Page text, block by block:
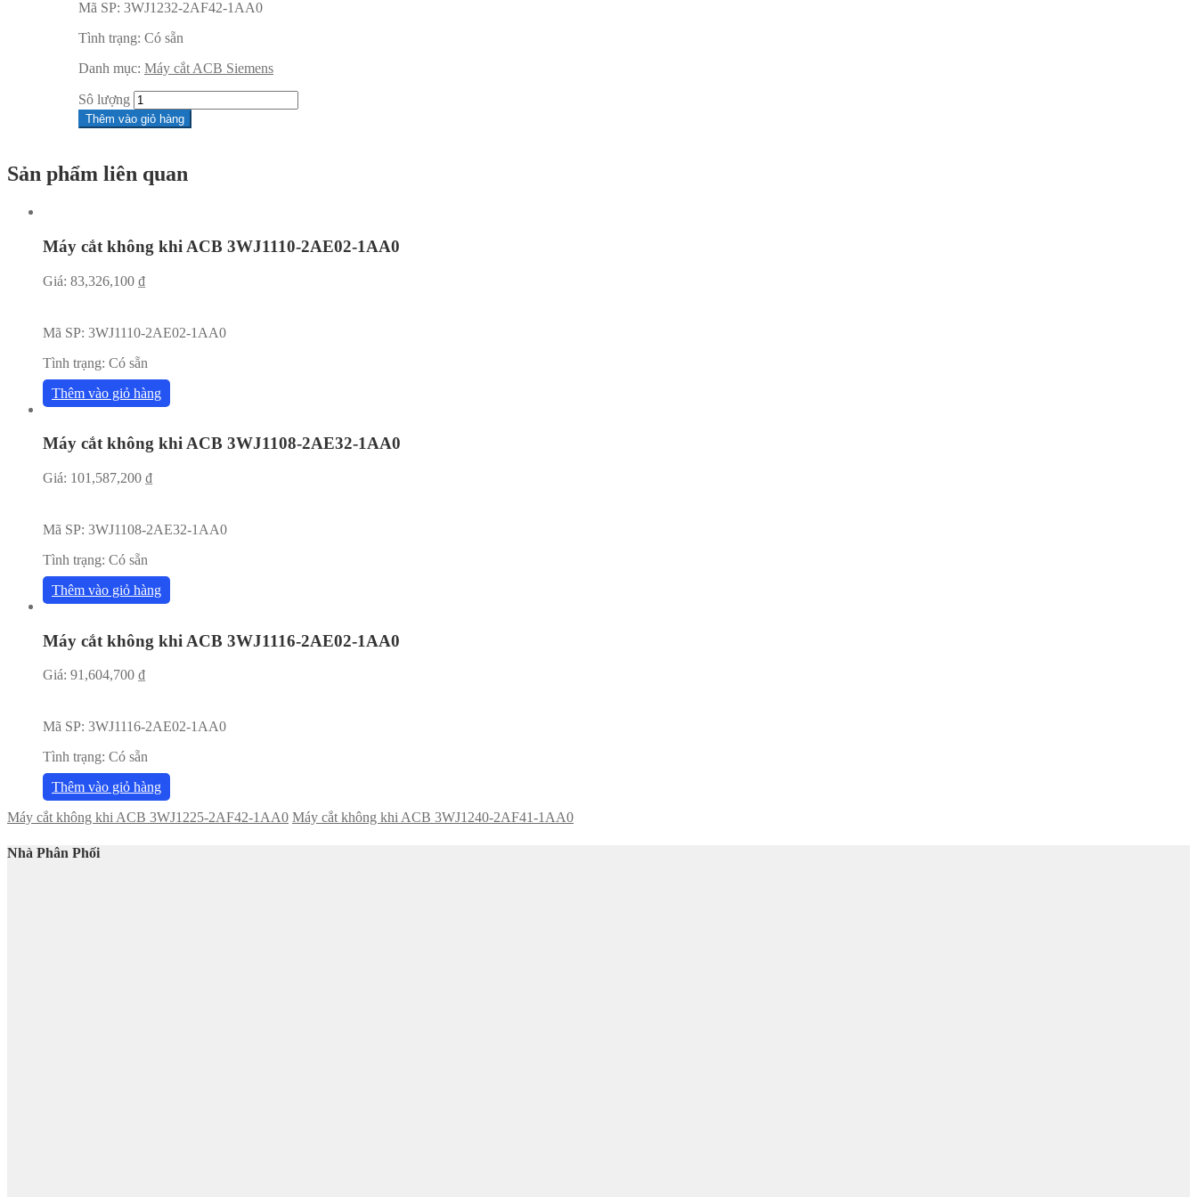
Mã SP: 3WJ1232-2AF42-1AA0
Tình trạng: Có sẵn
Danh mục: Máy cắt ACB Siemens
Sô lượng
Thêm vào giỏ hàng
Sản phẩm liên quan
Máy cắt không khi ACB 3WJ1110-2AE02-1AA0
Giá: 83,326,100 ₫
Mã SP: 3WJ1110-2AE02-1AA0
Tình trạng: Có sẵn
Thêm vào giỏ hàng
Máy cắt không khi ACB 3WJ1108-2AE32-1AA0
Giá: 101,587,200 ₫
Mã SP: 3WJ1108-2AE32-1AA0
Tình trạng: Có sẵn
Thêm vào giỏ hàng
Máy cắt không khi ACB 3WJ1116-2AE02-1AA0
Giá: 91,604,700 ₫
Mã SP: 3WJ1116-2AE02-1AA0
Tình trạng: Có sẵn
Thêm vào giỏ hàng
Máy cắt không khi ACB 3WJ1225-2AF42-1AA0 Máy cắt không khi ACB 3WJ1240-2AF41-1AA0
Nhà Phân Phối